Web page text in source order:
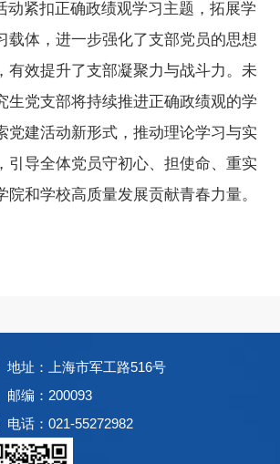
紧扣正确政绩观学习主题，拓展学
载体，进一步强化了支部党员的思想
有效提升了支部凝聚力与战斗力。未
生党支部将持续推进正确政绩观的学
党建活动新形式，推动理论学习与实
引导全体党员守初心、担使命、重实
院和学校高质量发展贡献青春力量。
地址：上海市军工路516号
邮编：200093
电话：021-55272982